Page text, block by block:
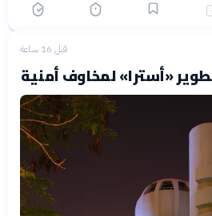
قبل 16 ساعة
«أسترا» لمخاوف أمنية